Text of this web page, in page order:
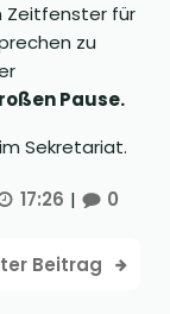
Zeitfenster für
zu
Pause.
Sekretariat.
17:26 | 0
Beitrag